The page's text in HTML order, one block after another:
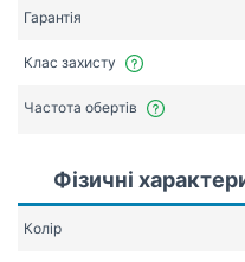
Гарантія
Клас захисту
Частота обертів
Фізичні
Колір